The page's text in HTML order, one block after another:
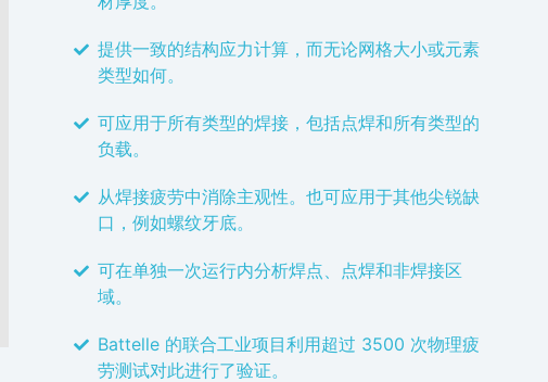
提供一致的结构应力计算，而无论网格大小或元素
类型如何。
可应用于所有类型的焊接，包括点焊和所有类型的
负载。
从焊接疲劳中消除主观性。也可应用于其他尖锐缺
口，例如螺纹牙底。
可在单独一次运行内分析焊点、点焊和非焊接区
域。
Battelle 的联合工业项目利用超过 3500 次物理疲
劳测试对此进行了验证。